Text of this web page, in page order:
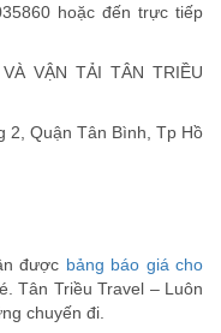
hoặc đến trực tiếp
VẬN TẢI TÂN TRIỀU
2, Quận Tân Bình, Tp Hồ
được bảng báo giá cho
Tân Triều Travel – Luôn
chuyến đi.